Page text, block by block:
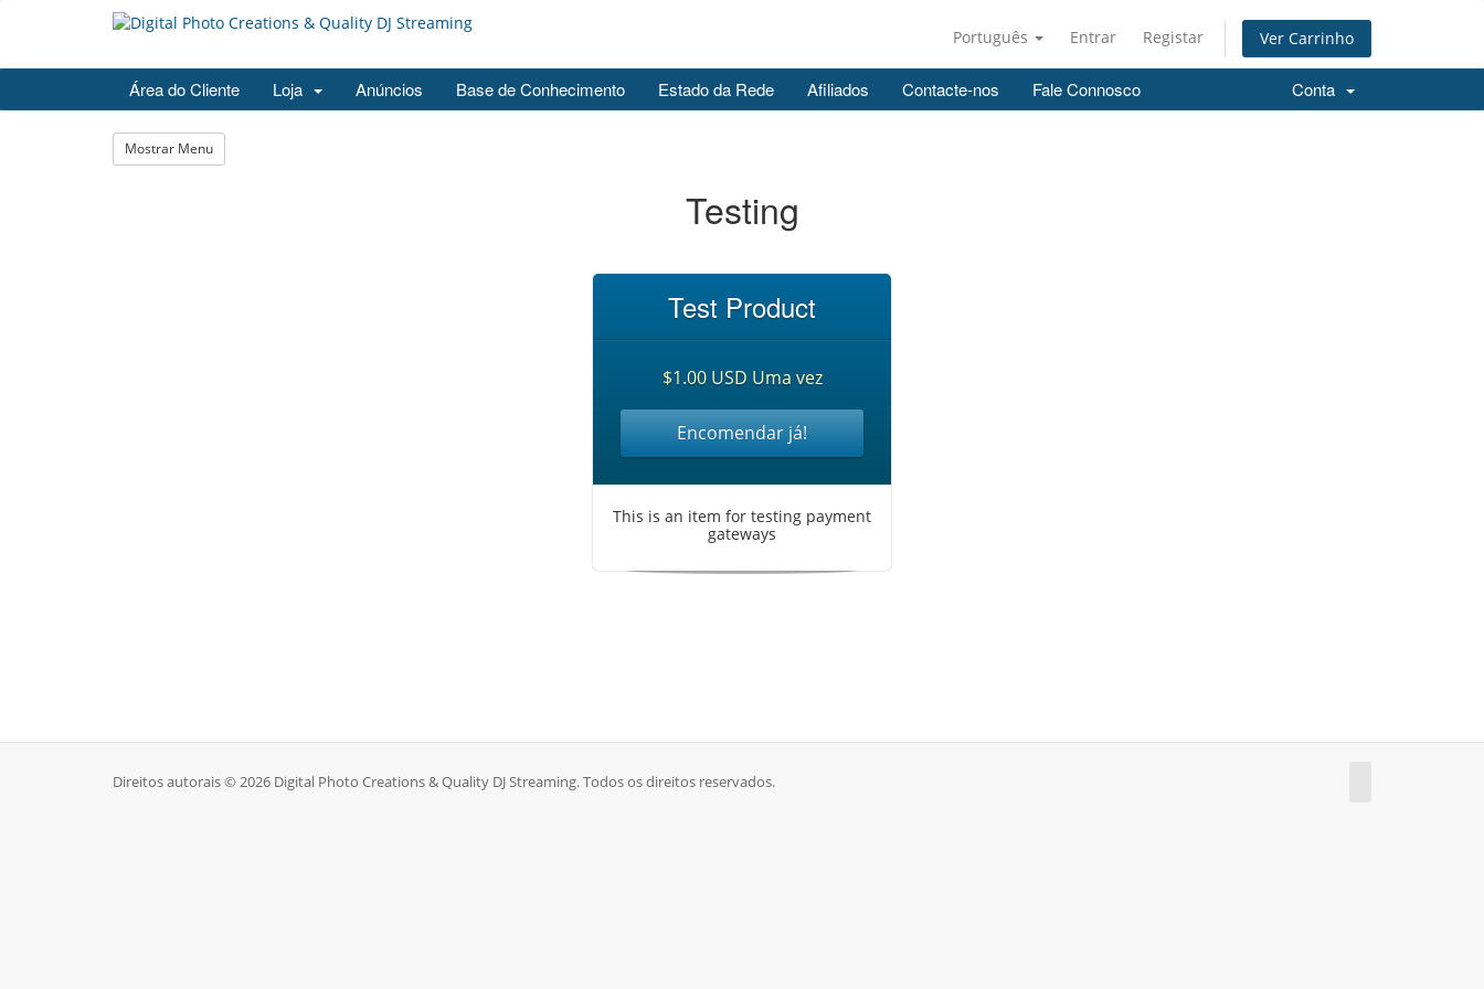
Português Entrar Registar Ver Carrinho
Área do Cliente Loja Anúncios Base de Conhecimento Estado da Rede Afiliados Contacte-nos Fale Connosco Conta
Mostrar Menu
Testing
Test Product
$1.00 USD Uma vez
Encomendar já!
This is an item for testing payment
gateways
Direitos autorais © 2026 Digital Photo Creations & Quality DJ Streaming. Todos os direitos reservados.